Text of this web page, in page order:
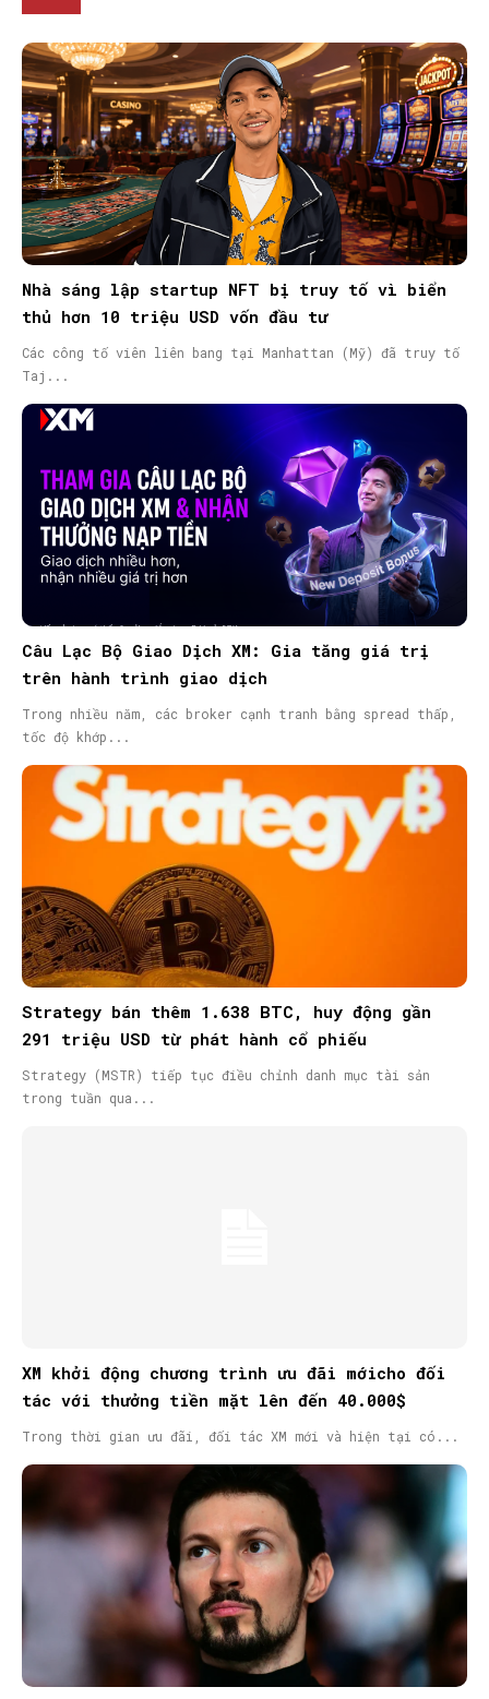
Nhà sáng lập startup NFT bị truy tố vì biển
thủ hơn 10 triệu USD vốn đầu tư
Các công tố viên liên bang tại Manhattan (Mỹ) đã truy tố
Taj...
Câu Lạc Bộ Giao Dịch XM: Gia tăng giá trị
trên hành trình giao dịch
Trong nhiều năm, các broker cạnh tranh bằng spread thấp,
tốc độ khớp...
Strategy bán thêm 1.638 BTC, huy động gần
291 triệu USD từ phát hành cổ phiếu
Strategy (MSTR) tiếp tục điều chỉnh danh mục tài sản
trong tuần qua...
XM khởi động chương trình ưu đãi mớicho đối
tác với thưởng tiền mặt lên đến 40.000$
Trong thời gian ưu đãi, đối tác XM mới và hiện tại có...